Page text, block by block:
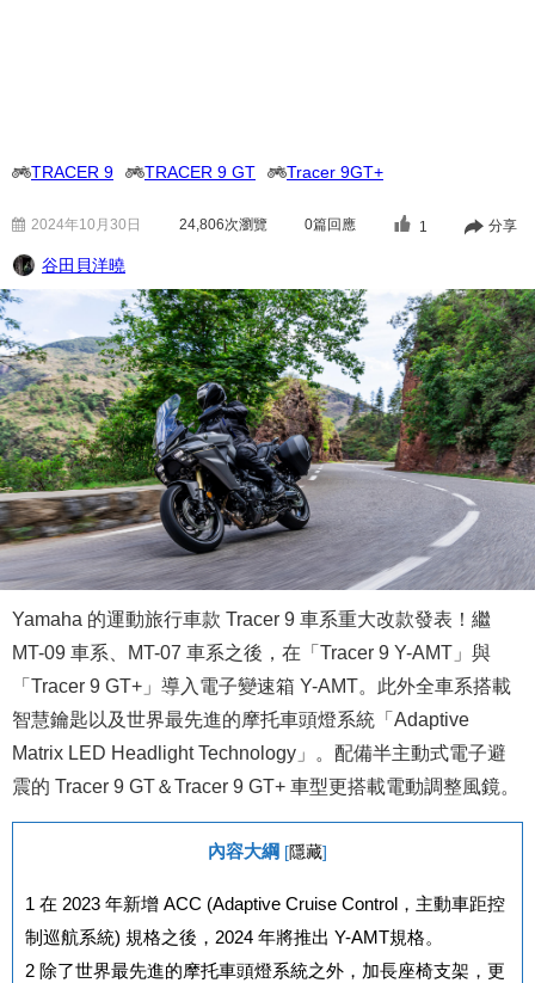
TRACER 9 TRACER 9 GT Tracer 9GT+
2024年10月30日 24,806次瀏覽 0篇回應 1 分享
谷田貝洋曉
Yamaha 的運動旅行車款 Tracer 9 車系重大改款發表！繼
MT-09 車系、MT-07 車系之後，在「Tracer 9 Y-AMT」與
「Tracer 9 GT+」導入電子變速箱 Y-AMT。此外全車系搭載
智慧鑰匙以及世界最先進的摩托車頭燈系統「Adaptive
Matrix LED Headlight Technology」。配備半主動式電子避
震的 Tracer 9 GT＆Tracer 9 GT+ 車型更搭載電動調整風鏡。
內容大綱 [隱藏]
1 在 2023 年新增 ACC (Adaptive Cruise Control，主動車距控
制巡航系統) 規格之後，2024 年將推出 Y-AMT規格。
2 除了世界最先進的摩托車頭燈系統之外，加長座椅支架，更